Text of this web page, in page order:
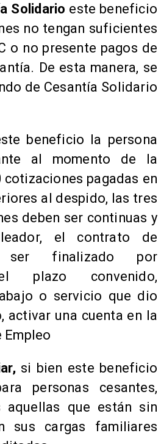
Solidario este beneficio
no tengan suficientes
o no presente pagos de
De esta manera, se
de Cesantía Solidario
beneficio la persona
al momento de la
pagadas en
al despido, las tres
deben ser continuas y
el contrato de
ser finalizado por
plazo convenido,
o servicio que dio
activar una cuenta en la
Empleo
si bien este beneficio
personas cesantes,
aquellas que están sin
sus cargas familiares